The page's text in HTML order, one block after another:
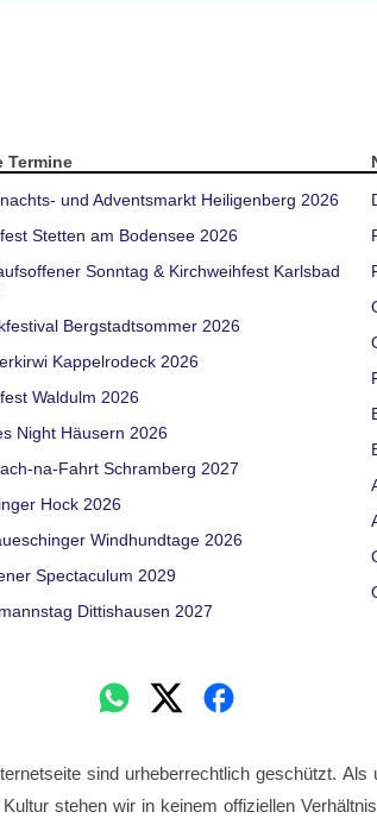
Termine
und Adventsmarkt Heiligenberg 2026
Stetten am Bodensee 2026
Sonntag & Kirchweihfest Karlsbad
Bergstadtsommer 2026
Kappelrodeck 2026
Waldulm 2026
Night Häusern 2026
na-Fahrt Schramberg 2027
Hock 2026
Windhundtage 2026
Spectaculum 2029
Dittishausen 2027
sind urheberrechtlich geschützt. Als
stehen wir in keinem offiziellen